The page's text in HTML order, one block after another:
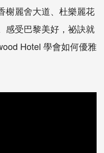
榭麗舍大道、杜樂麗花
感受巴黎美好，祕訣就
Hotel 學會如何優雅